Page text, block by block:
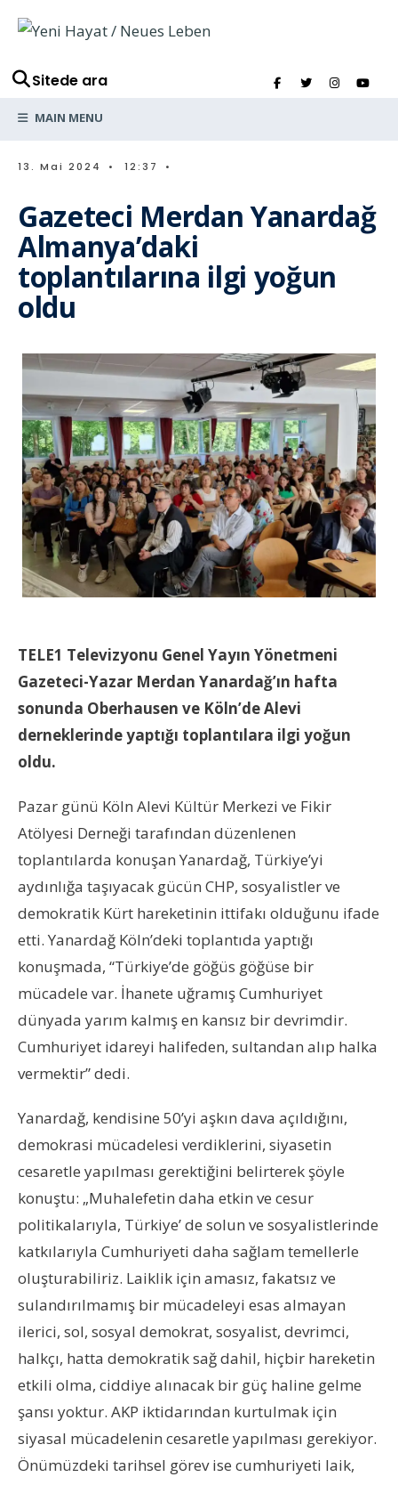
Sitede ara
MAIN MENU
13. Mai 2024 • 12:37 •
Gazeteci Merdan Yanardağ
Almanya’daki
toplantılarına ilgi yoğun
oldu
TELE1 Televizyonu Genel Yayın Yönetmeni
Gazeteci-Yazar Merdan Yanardağ’ın hafta
sonunda Oberhausen ve Köln’de Alevi
derneklerinde yaptığı toplantılara ilgi yoğun
oldu.
Pazar günü Köln Alevi Kültür Merkezi ve Fikir
Atölyesi Derneği tarafından düzenlenen
toplantılarda konuşan Yanardağ, Türkiye’yi
aydınlığa taşıyacak gücün CHP, sosyalistler ve
demokratik Kürt hareketinin ittifakı olduğunu ifade
etti. Yanardağ Köln’deki toplantıda yaptığı
konuşmada, “Türkiye’de göğüs göğüse bir
mücadele var. İhanete uğramış Cumhuriyet
dünyada yarım kalmış en kansız bir devrimdir.
Cumhuriyet idareyi halifeden, sultandan alıp halka
vermektir” dedi.
Yanardağ, kendisine 50’yi aşkın dava açıldığını,
demokrasi mücadelesi verdiklerini, siyasetin
cesaretle yapılması gerektiğini belirterek şöyle
konuştu: „Muhalefetin daha etkin ve cesur
politikalarıyla, Türkiye’ de solun ve sosyalistlerinde
katkılarıyla Cumhuriyeti daha sağlam temellerle
oluşturabiliriz. Laiklik için amasız, fakatsız ve
sulandırılmamış bir mücadeleyi esas almayan
ilerici, sol, sosyal demokrat, sosyalist, devrimci,
halkçı, hatta demokratik sağ dahil, hiçbir hareketin
etkili olma, ciddiye alınacak bir güç haline gelme
şansı yoktur. AKP iktidarından kurtulmak için
siyasal mücadelenin cesaretle yapılması gerekiyor.
Önümüzdeki tarihsel görev ise cumhuriyeti laik,